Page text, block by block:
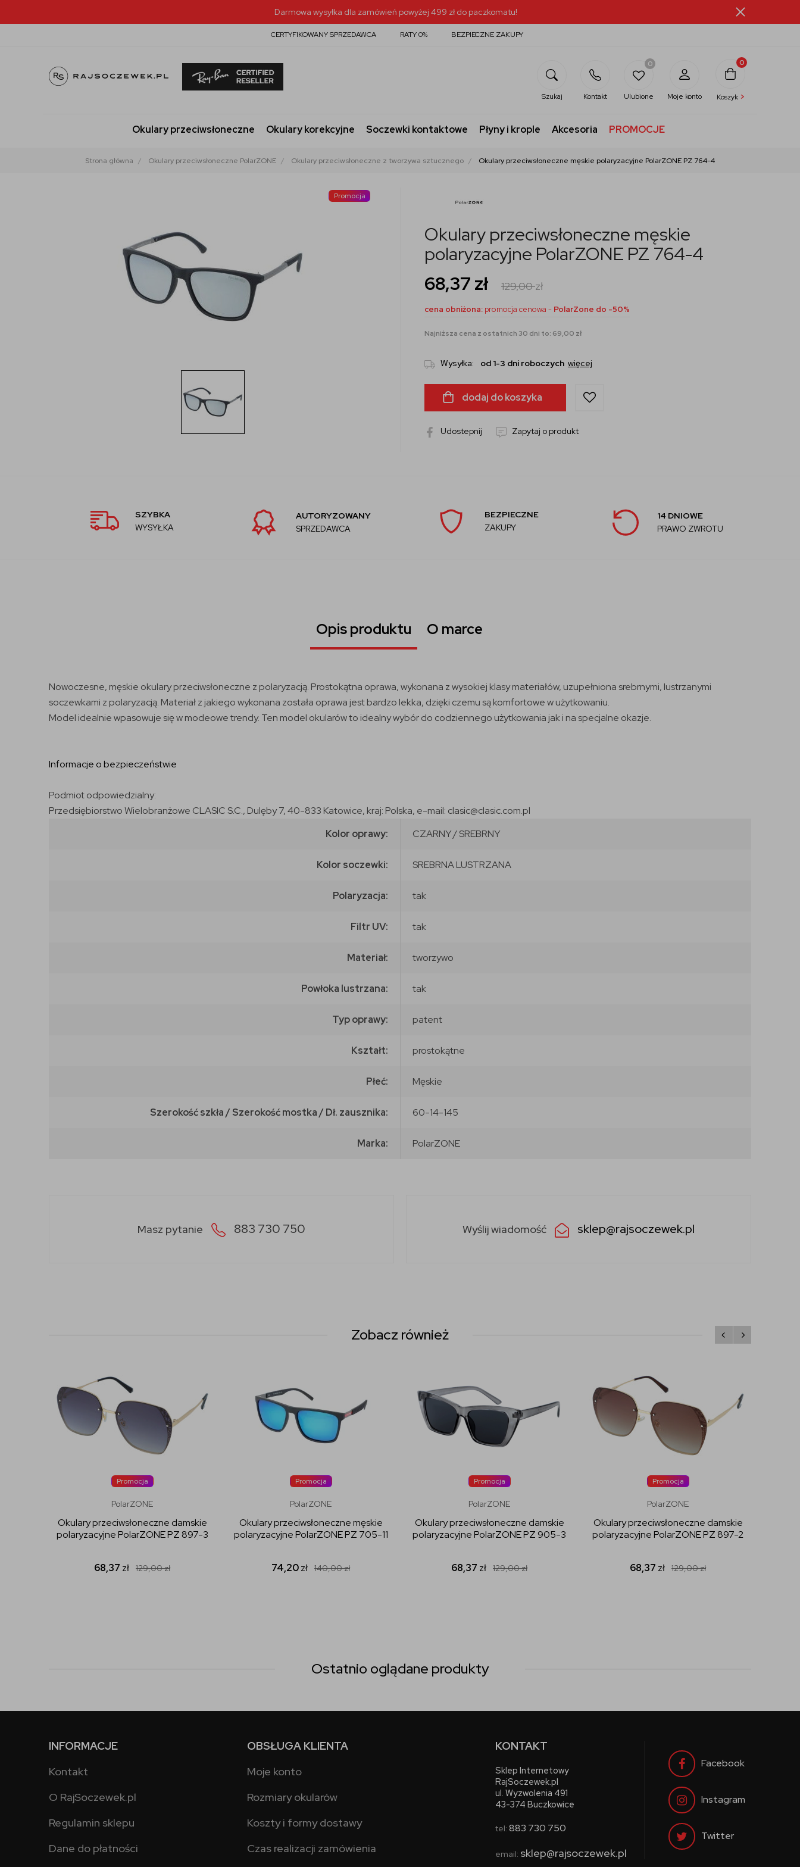
Darmowa wysyłka dla zamówień powyżej 499 zł do paczkomatu!
CERTYFIKOWANY SPRZEDAWCA RATY 0% BEZPIECZNE ZAKUPY
Szukaj Kontakt
0
Ulubione Moje konto
0
Koszyk >
Okulary przeciwsłoneczne Okulary korekcyjne Soczewki kontaktowe Płyny i krople Akcesoria PROMOCJE
Strona główna Okulary przeciwsłoneczne PolarZONE Okulary przeciwsłoneczne z tworzywa sztucznego Okulary przeciwsłoneczne męskie polaryzacyjne PolarZONE PZ 764-4
Promocja
Okulary przeciwsłoneczne męskie
polaryzacyjne PolarZONE PZ 764-4
68,37 zł 129,00zł
cena obniżona: promocja cenowa - PolarZone do -50%
Najniższa cena z ostatnich 30 dni to: 69,00 zł
Wysyłka: od 1-3 dni roboczych więcej
dodaj do koszyka
Udostepnij Zapytaj o produkt
SZYBKA
WYSYŁKA
AUTORYZOWANY
SPRZEDAWCA
BEZPIECZNE
ZAKUPY
14 DNIOWE
PRAWO ZWROTU
Opis produktu O marce
Nowoczesne, męskie okulary przeciwsłoneczne z polaryzacją. Prostokątna oprawa, wykonana z wysokiej klasy materiałów, uzupełniona srebrnymi, lustrzanymi
soczewkami z polaryzacją. Materiał z jakiego wykonana została oprawa jest bardzo lekka, dzięki czemu są komfortowe w użytkowaniu.
Model idealnie wpasowuje się w modeowe trendy. Ten model okularów to idealny wybór do codziennego użytkowania jak i na specjalne okazje.
Informacje o bezpieczeństwie
Podmiot odpowiedzialny:
Przedsiębiorstwo Wielobranżowe CLASIC S.C., Dulęby 7, 40-833 Katowice, kraj: Polska, e-mail: clasic@clasic.com.pl
Kolor oprawy:
CZARNY / SREBRNY
Kolor soczewki: SREBRNA LUSTRZANA
Polaryzacja: tak
Filtr UV: tak
Materiał: tworzywo
Powłoka lustrzana: tak
Typ oprawy: patent
Kształt: prostokątne
Płeć: Męskie
Szerokość szkła / Szerokość mostka / Dł. zausznika: 60-14-145
Marka: PolarZONE
Masz pytanie 883 730 750 Wyślij wiadomość sklep@rajsoczewek.pl
Zobacz również
Promocja
PolarZONE
Okulary przeciwsłoneczne damskie
polaryzacyjne PolarZONE PZ 897-3
68,37 zł 129,00zł
Promocja
PolarZONE
Okulary przeciwsłoneczne męskie
polaryzacyjne PolarZONE PZ 705-11
74,20zł 140,00zł
Promocja
PolarZONE
Okulary przeciwsłoneczne damskie
polaryzacyjne PolarZONE PZ 905-3
68,37 zł 129,00zł
Promocja
PolarZONE
Okulary przeciwsłoneczne damskie
polaryzacyjne PolarZONE PZ 897-2
68,37 zł 129,00zł
Ostatnio oglądane produkty
INFORMACJE
Kontakt
O RajSoczewek.pl
Regulamin sklepu
Dane do płatności
OBSŁUGA KLIENTA
Moje konto
Rozmiary okularów
Koszty i formy dostawy
Czas realizacji zamówienia
KONTAKT
Sklep Internetowy
RajSoczewek.pl
ul. Wyzwolenia 491
43-374 Buczkowice
tel: 883 730 750
email: sklep@rajsoczewek.pl
Facebook
Instagram
Twitter